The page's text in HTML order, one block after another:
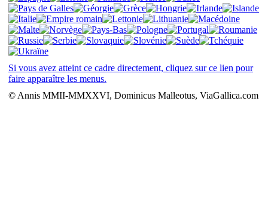
Si vous avez atteint ce cadre directement, cliquez sur ce lien pour
faire apparaître les menus.
© Annis MMII-MMXXVI, Dominicus Malleotus, ViaGallica.com